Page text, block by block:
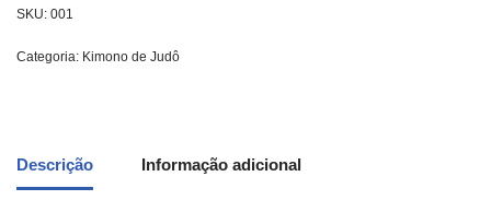
SKU: 001
Categoria: Kimono de Judô
Descrição Informação adicional